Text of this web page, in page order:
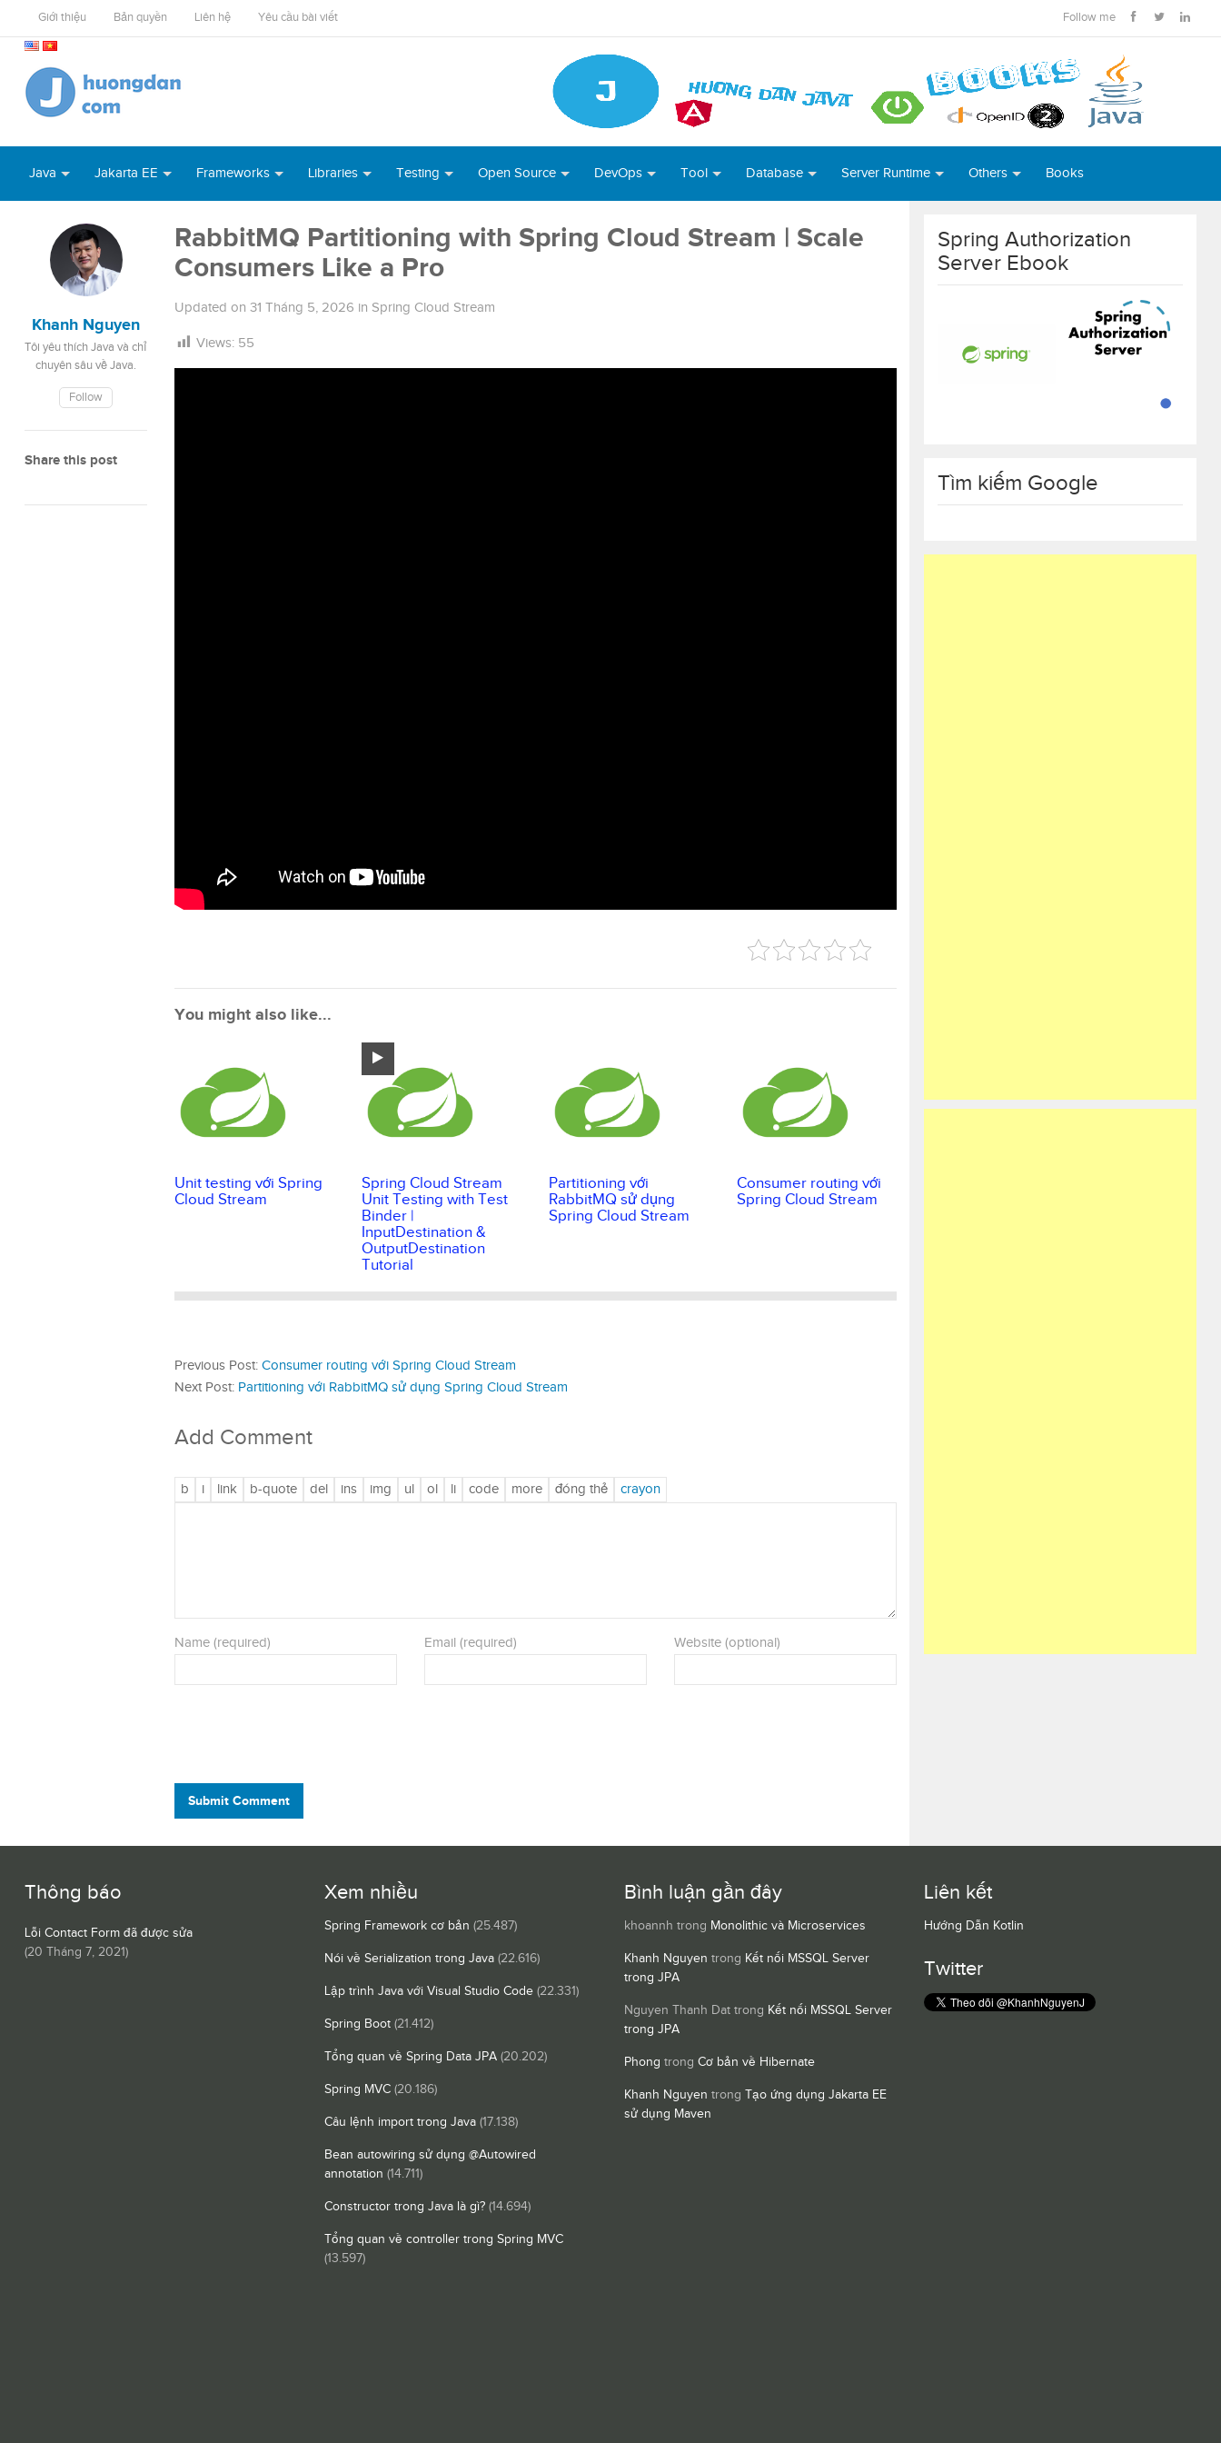
Giới thiệu Bản quyền Liên hệ Yêu cầu bài viết Follow me
Java Jakarta EE Frameworks Libraries Testing Open Source DevOps Tool Database Server Runtime Others Books
Khanh Nguyen
Tôi yêu thích Java và chỉ
chuyên sâu về Java.
Follow
Share this post
RabbitMQ Partitioning with Spring Cloud Stream | Scale
Consumers Like a Pro
Updated on 31 Tháng 5, 2026 in Spring Cloud Stream
Views: 55
You might also like...
Unit testing với Spring
Cloud Stream
Spring Cloud Stream
Unit Testing with Test
Binder |
InputDestination &
OutputDestination
Tutorial
Partitioning với
RabbitMQ sử dụng
Spring Cloud Stream
Consumer routing với
Spring Cloud Stream
Previous Post: Consumer routing với Spring Cloud Stream
Next Post: Partitioning với RabbitMQ sử dụng Spring Cloud Stream
Add Comment
Name (required) Email (required) Website (optional)
Submit Comment
Spring Authorization
Server Ebook
Tìm kiếm Google
Thông báo
Lỗi Contact Form đã được sửa
(20 Tháng 7, 2021)
Xem nhiều
Spring Framework cơ bản (25.487)
Nói về Serialization trong Java (22.616)
Lập trình Java với Visual Studio Code (22.331)
Spring Boot (21.412)
Tổng quan về Spring Data JPA (20.202)
Spring MVC (20.186)
Câu lệnh import trong Java (17.138)
Bean autowiring sử dụng @Autowired
annotation (14.711)
Constructor trong Java là gì? (14.694)
Tổng quan về controller trong Spring MVC
(13.597)
Bình luận gần đây
khoannh trong Monolithic và Microservices
Khanh Nguyen trong Kết nối MSSQL Server
trong JPA
Nguyen Thanh Dat trong Kết nối MSSQL Server
trong JPA
Phong trong Cơ bản về Hibernate
Khanh Nguyen trong Tạo ứng dụng Jakarta EE
sử dụng Maven
Liên kết
Hướng Dẫn Kotlin
Twitter